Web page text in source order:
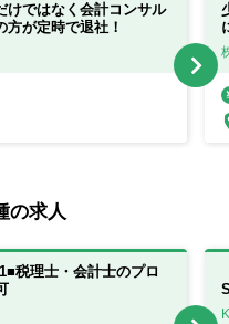
ではなく会計コンサル
が定時で退社！
の求人
税理士・会計士のプロ